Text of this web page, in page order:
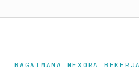
BAGAIMANA NEXORA BEKERJA